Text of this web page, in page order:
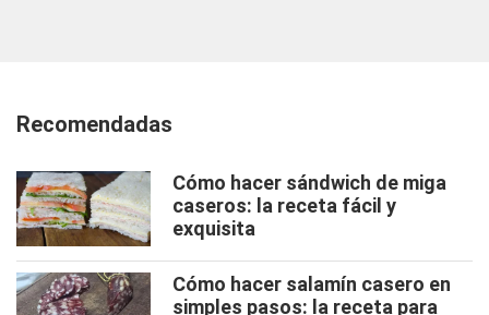
Recomendadas
Cómo hacer sándwich de miga
caseros: la receta fácil y
exquisita
Cómo hacer salamín casero en
simples pasos: la receta para